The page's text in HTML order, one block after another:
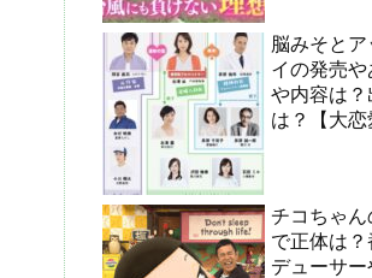
脳みそと
イの発売や
や内容は？
は？【大恋
チコちゃん
で正体は？
デューサー